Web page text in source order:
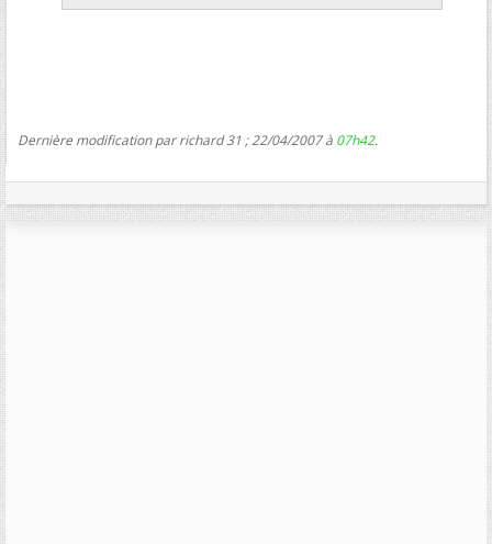
Dernière modification par richard 31 ; 22/04/2007 à 07h42.